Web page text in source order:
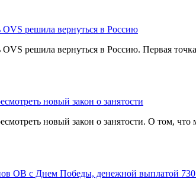
OVS решила вернуться в Россию
OVS решила вернуться в Россию. Первая
новый закон о занятости
новый закон о занятости. О том,
ОВ с Днем Победы, денежной выплатой 730